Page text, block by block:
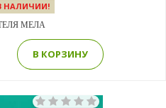
НАЛИЧИИ!
МЕЛА
В КОРЗИНУ